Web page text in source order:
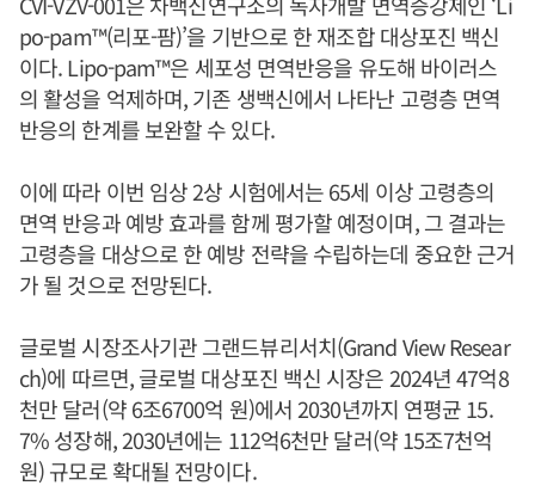
po-pam™(리포-팜)’을 기반으로 한 재조합 대상포진 백신
이다. Lipo-pam™은 세포성 면역반응을 유도해 바이러스
의 활성을 억제하며, 기존 생백신에서 나타난 고령층 면역
반응의 한계를 보완할 수 있다.
이에 따라 이번 임상 2상 시험에서는 65세 이상 고령층의
면역 반응과 예방 효과를 함께 평가할 예정이며, 그 결과는
고령층을 대상으로 한 예방 전략을 수립하는데 중요한 근거
가 될 것으로 전망된다.
글로벌 시장조사기관 그랜드뷰리서치(Grand View Resear
ch)에 따르면, 글로벌 대상포진 백신 시장은 2024년 47억8
천만 달러(약 6조6700억 원)에서 2030년까지 연평균 15.
7% 성장해, 2030년에는 112억6천만 달러(약 15조7천억
원) 규모로 확대될 전망이다.